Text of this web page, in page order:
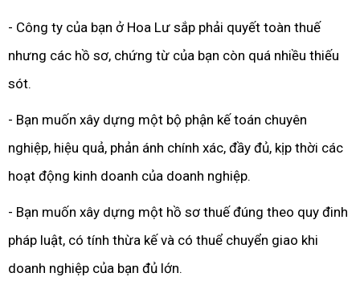
- Công ty của bạn ở Hoa Lư sắp phải quyết toàn thuế
nhưng các hồ sơ, chứng từ của bạn còn quá nhiều thiếu
sót.
- Bạn muốn xây dựng một bộ phận kế toán chuyên
nghiệp, hiệu quả, phản ánh chính xác, đầy đủ, kịp thời các
hoạt động kinh doanh của doanh nghiệp.
- Bạn muốn xây dựng một hồ sơ thuế đúng theo quy đinh
pháp luật, có tính thừa kế và có thuể chuyển giao khi
doanh nghiệp của bạn đủ lớn.